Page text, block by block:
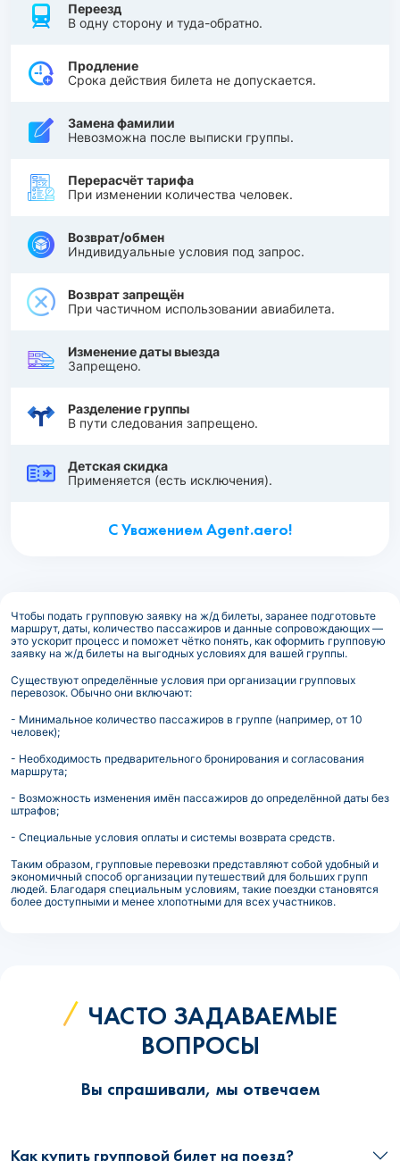
Переезд
В одну сторону и туда-обратно.
Продление
Срока действия билета не допускается.
Замена фамилии
Невозможна после выписки группы.
Перерасчёт тарифа
При изменении количества человек.
Возврат/обмен
Индивидуальные условия под запрос.
Возврат запрещён
При частичном использовании авиабилета.
Изменение даты выезда
Запрещено.
Разделение группы
В пути следования запрещено.
Детская скидка
Применяется (есть исключения).
С Уважением Agent.aero!
Чтобы подать групповую заявку на ж/д билеты, заранее подготовьте
маршрут, даты, количество пассажиров и данные сопровождающих —
это ускорит процесс и поможет чётко понять, как оформить групповую
заявку на ж/д билеты на выгодных условиях для вашей группы.
Существуют определённые условия при организации групповых
перевозок. Обычно они включают:
- Минимальное количество пассажиров в группе (например, от 10
человек);
- Необходимость предварительного бронирования и согласования
маршрута;
- Возможность изменения имён пассажиров до определённой даты без
штрафов;
- Специальные условия оплаты и системы возврата средств.
Таким образом, групповые перевозки представляют собой удобный и
экономичный способ организации путешествий для больших групп
людей. Благодаря специальным условиям, такие поездки становятся
более доступными и менее хлопотными для всех участников.
ЧАСТО ЗАДАВАЕМЫЕ
ВОПРОСЫ
Вы спрашивали, мы отвечаем
Как купить групповой билет на поезд?